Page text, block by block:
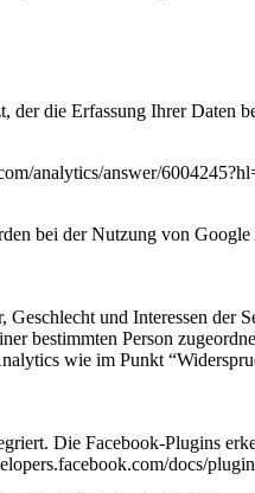
der die Erfassung Ihrer Daten
analytics/answer/
bei der Nutzung von
und Interessen der
bestimmten Person
wie im Punkt
Die Facebook-Plugins
docs/